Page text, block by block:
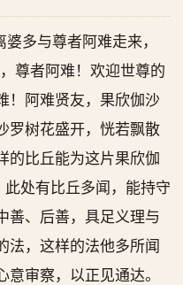
多与尊者阿难走来，
尊者阿难！欢迎世尊的
！阿难贤友，果欣伽沙
罗树花盛开，恍若飘散
的比丘能为这片果欣伽
此处有比丘多闻，能持守
善、后善，具足义理与
法，这样的法他多所闻
审察，以正见通达。